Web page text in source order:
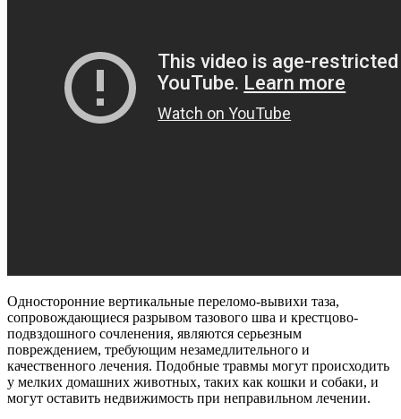
Односторонние вертикальные переломо-вывихи таза,
сопровождающиеся разрывом тазового шва и крестцово-
подвздошного сочленения, являются серьезным
повреждением, требующим незамедлительного и
качественного лечения. Подобные травмы могут происходить
у мелких домашних животных, таких как кошки и собаки, и
могут оставить недвижимость при неправильном лечении.